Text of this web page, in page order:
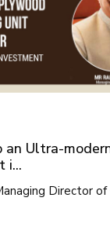
an Ultra-
i...
Director of